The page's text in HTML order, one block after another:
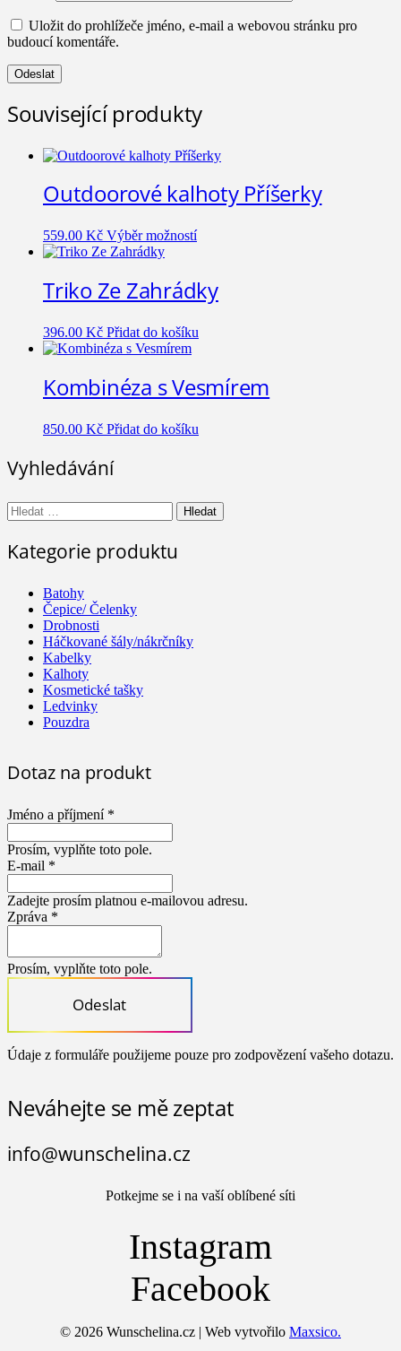
Uložit do prohlížeče jméno, e-mail a webovou stránku pro
budoucí komentáře.
Související produkty
Outdoorové kalhoty Příšerky
559.00 Kč Výběr možnostíTento
více
variant.
lze
stránce
produktu
Triko Ze Zahrádky
396.00 Kč Přidat do košíku
Kombinéza s Vesmírem
850.00 Kč Přidat do košíku
Vyhledávání
Vyhledávání
Kategorie produktu
Batohy
Čepice/ Čelenky
Drobnosti
Háčkované šály/nákrčníky
Kabelky
Kalhoty
Kosmetické tašky
Ledvinky
Pouzdra
Dotaz na produkt
Jméno a příjmení *
Prosím, vyplňte toto pole.
E-mail *
Zadejte prosím platnou e-mailovou adresu.
Zpráva *
Prosím, vyplňte toto pole.
Odeslat
Údaje z formuláře použijeme pouze pro zodpovězení vašeho dotazu.
Neváhejte se mě zeptat
info@wunschelina.cz
Potkejme se i na vaší oblíbené síti
Instagram
Facebook
© 2026 Wunschelina.cz | Web vytvořilo Maxsico.